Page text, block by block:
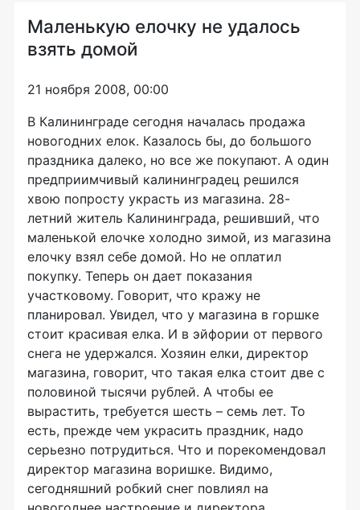
Маленькую елочку не удалось
взять домой
21 ноября 2008, 00:00
В Калининграде сегодня началась продажа
новогодних елок. Казалось бы, до большого
праздника далеко, но все же покупают. А один
предприимчивый калининградец решился
хвою попросту украсть из магазина. 28-
летний житель Калининграда, решивший, что
маленькой елочке холодно зимой, из магазина
елочку взял себе домой. Но не оплатил
покупку. Теперь он дает показания
участковому. Говорит, что кражу не
планировал. Увидел, что у магазина в горшке
стоит красивая елка. И в эйфории от первого
снега не удержался. Хозяин елки, директор
магазина, говорит, что такая елка стоит две с
половиной тысячи рублей. А чтобы ее
вырастить, требуется шесть – семь лет. То
есть, прежде чем украсить праздник, надо
серьезно потрудиться. Что и порекомендовал
директор магазина воришке. Видимо,
сегодняшний робкий снег повлиял на